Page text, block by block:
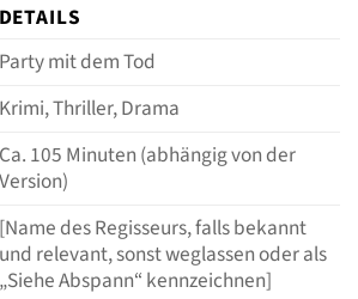
DETAILS
Party mit dem Tod
Krimi, Thriller, Drama
Ca. 105 Minuten (abhängig von der
Version)
[Name des Regisseurs, falls bekannt
und relevant, sonst weglassen oder als
„Siehe Abspann“ kennzeichnen]